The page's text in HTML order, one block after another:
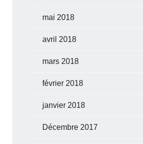
mai 2018
avril 2018
mars 2018
février 2018
janvier 2018
Décembre 2017